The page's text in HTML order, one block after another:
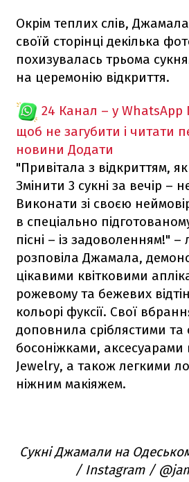
Окрім теплих слів,
своїй сторінці декілька
похизувалась трьома
на церемонію відкриття.
24 Канал – у WhatsApp
щоб не загубити і читати
новини Додати
"Привітала з відкриттям,
Змінити 3 сукні за вечір –
Виконати зі своєю
в спеціально
пісні – із задоволенням!" –
розповіла Джамала,
цікавими квітковими
рожевому та бежевих
кольорі фуксії. Свої
доповнила сріблястими та
босоніжками, аксесуарами
Jewelry, а також легкими
ніжним макіяжем.
Сукні Джамали на
/ Instagram /